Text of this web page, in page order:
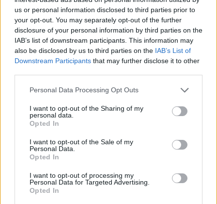
us or personal information disclosed to third parties prior to
your opt-out. You may separately opt-out of the further
disclosure of your personal information by third parties on the
IAB’s list of downstream participants. This information may
also be disclosed by us to third parties on the IAB’s List of
Downstream Participants that may further disclose it to other
Personal Data Processing Opt Outs
I want to opt-out of the Sharing of my
personal data.
Opted In
I want to opt-out of the Sale of my
Personal Data.
Opted In
I want to opt-out of processing my
Personal Data for Targeted Advertising.
Opted In
Kivennäis- ja hivenaineet
Kivennäis- tai hivenaine
Tavoite
Fosfori (P)
94,6 mg
16 %
Jodi (I)
13,4 µg
9 %
Kupari (Cu)
Magnesium (Mg)
14,6 mg
5 %
Natrium (Na)
Rauta (Fe)
0,8 mg
6 %
Seleeni (Se)